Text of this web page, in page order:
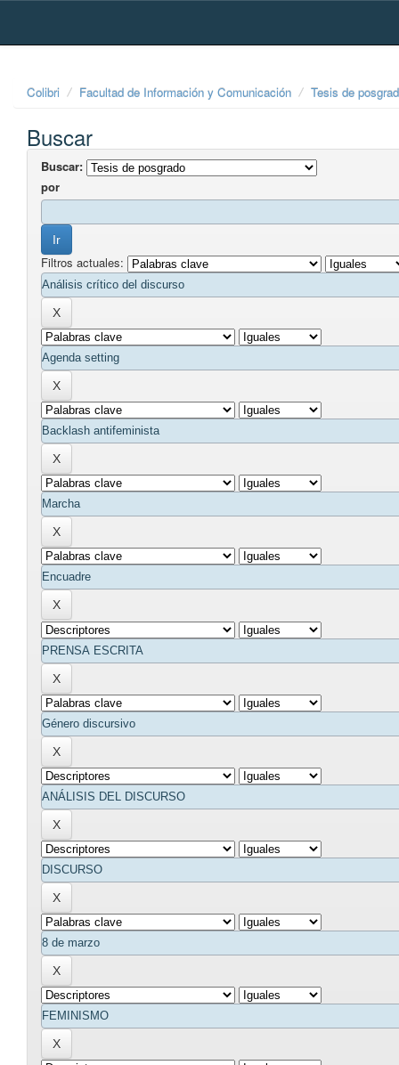
Skip
Colibri Facultad de Información y Comunicación Tesis de
Buscar
Buscar:
por
Filtros actuales: